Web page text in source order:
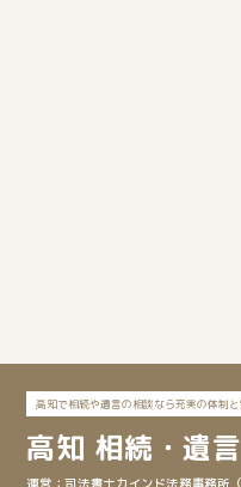
高知で相続や遺言の相談なら充実の体制
高知 相続・遺
司法書士カインド法務事務所